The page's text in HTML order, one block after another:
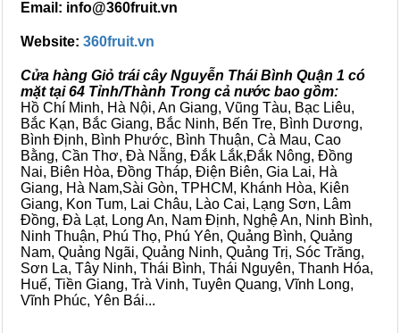
Email: info@360fruit.vn
Website: 360fruit.vn
Cửa hàng Giỏ trái cây Nguyễn Thái Bình Quận 1 có
mặt tại 64 Tỉnh/Thành Trong cả nước bao gồm:
Hồ Chí Minh, Hà Nội, An Giang, Vũng Tàu, Bạc Liêu,
Bắc Kạn, Bắc Giang, Bắc Ninh, Bến Tre, Bình Dương,
Bình Định, Bình Phước, Bình Thuận, Cà Mau, Cao
Bằng, Cần Thơ, Đà Nẵng, Đắk Lắk,Đắk Nông, Đồng
Nai, Biên Hòa, Đồng Tháp, Điện Biên, Gia Lai, Hà
Giang, Hà Nam,Sài Gòn, TPHCM, Khánh Hòa, Kiên
Giang, Kon Tum, Lai Châu, Lào Cai, Lạng Sơn, Lâm
Đồng, Đà Lạt, Long An, Nam Định, Nghệ An, Ninh Bình,
Ninh Thuận, Phú Thọ, Phú Yên, Quảng Bình, Quảng
Nam, Quảng Ngãi, Quảng Ninh, Quảng Trị, Sóc Trăng,
Sơn La, Tây Ninh, Thái Bình, Thái Nguyên, Thanh Hóa,
Huế, Tiền Giang, Trà Vinh, Tuyên Quang, Vĩnh Long,
Vĩnh Phúc, Yên Bái...